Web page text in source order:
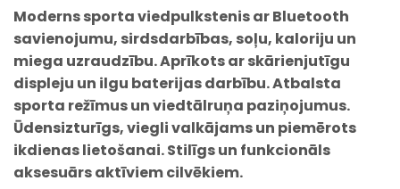
Moderns sporta viedpulkstenis ar Bluetooth
savienojumu, sirdsdarbības, soļu, kaloriju un
miega uzraudzību. Aprīkots ar skārienjutīgu
displeju un ilgu baterijas darbību. Atbalsta
sporta režīmus un viedtālruņa paziņojumus.
Ūdensizturīgs, viegli valkājams un piemērots
ikdienas lietošanai. Stilīgs un funkcionāls
aksesuārs aktīviem cilvēkiem.